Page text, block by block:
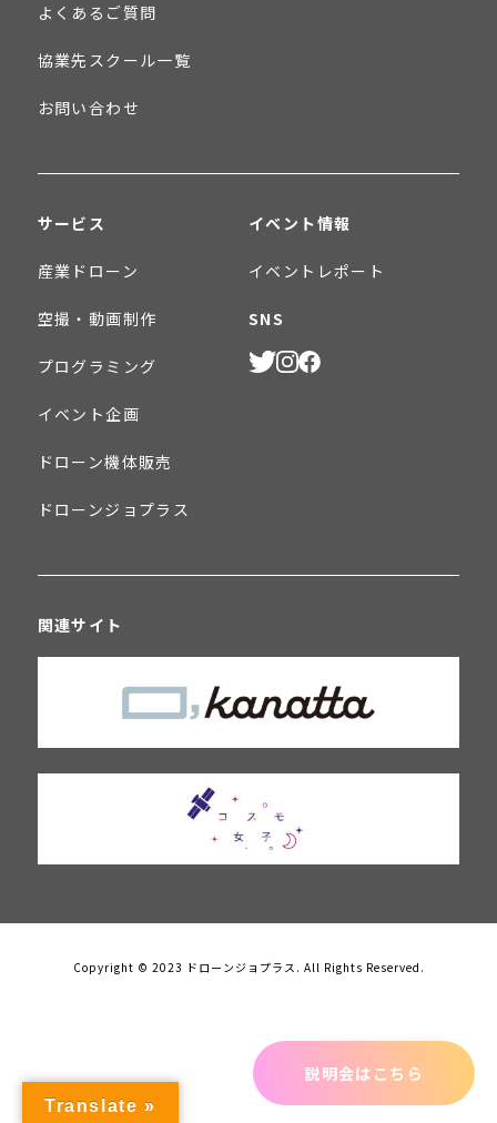
説明会はこちら
よくあるご質問
協業先スクール一覧
お問い合わせ
サービス
産業ドローン
空撮・動画制作
プログラミング
イベント企画
ドローン機体販売
ドローンジョプラス
イベント情報
イベントレポート
SNS
関連サイト
Copyright © 2023 ドローンジョプラス. All Rights Reserved.
Translate »